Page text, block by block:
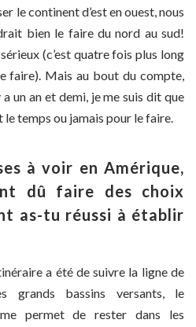
le continent d’est en ouest, nous
bien le faire du nord au sud!
(c’est quatre fois plus long
faire). Mais au bout du compte,
un an et demi, je me suis dit que
le temps ou jamais pour le faire.
à voir en Amérique,
dû faire des choix
as-tu réussi à établir
a été de suivre la ligne de
grands bassins versants, le
permet de rester dans les